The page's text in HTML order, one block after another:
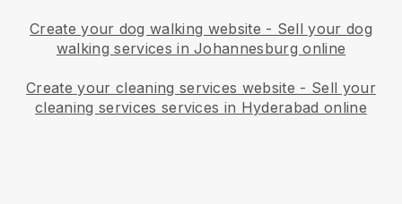
Create your dog walking website - Sell your dog
walking services in Johannesburg online
Create your cleaning services website - Sell your
cleaning services services in Hyderabad online